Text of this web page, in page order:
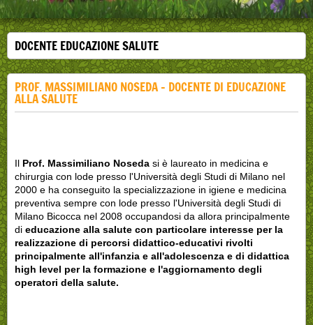
DOCENTE EDUCAZIONE SALUTE
PROF. MASSIMILIANO NOSEDA - DOCENTE DI EDUCAZIONE
ALLA SALUTE
Il Prof. Massimiliano Noseda si è laureato in medicina e
chirurgia con lode presso l'Università degli Studi di Milano nel
2000 e ha conseguito la specializzazione in igiene e medicina
preventiva sempre con lode presso l'Università degli Studi di
Milano Bicocca nel 2008 occupandosi da allora principalmente
di educazione alla salute con particolare interesse per la
realizzazione di percorsi didattico-educativi rivolti
principalmente all'infanzia e all'adolescenza e di didattica
high level per la formazione e l'aggiornamento degli
operatori della salute.